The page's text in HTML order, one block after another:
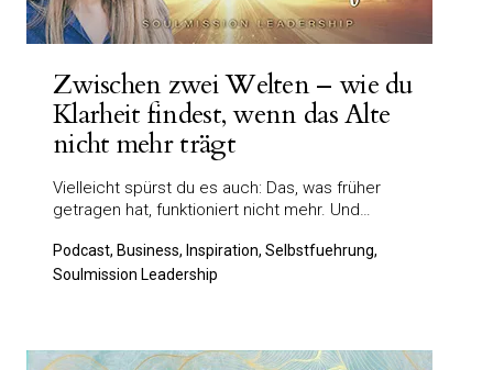
Zwischen zwei Welten – wie du
Klarheit findest, wenn das Alte
nicht mehr trägt
Vielleicht spürst du es auch: Das, was früher
getragen hat, funktioniert nicht mehr. Und…
Podcast, Business, Inspiration, Selbstfuehrung,
Soulmission Leadership